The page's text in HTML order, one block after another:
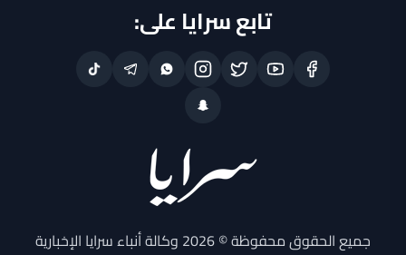
تابع سرايا على:
جميع الحقوق محفوظة © 2026 وكالة أنباء سرايا الإخبارية